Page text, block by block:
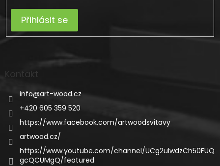
Přihlásit se
Kontakt
info@art-wood.cz
+420 605 359 520
https://www.facebook.com/artwoodsvitavy
artwood.cz/
https://www.youtube.com/channel/UCg2ulwdzCh50FUQ
gcQCUMgQ/featured